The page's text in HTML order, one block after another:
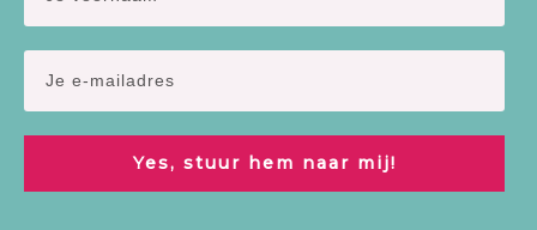
Yes, stuur hem naar mij!